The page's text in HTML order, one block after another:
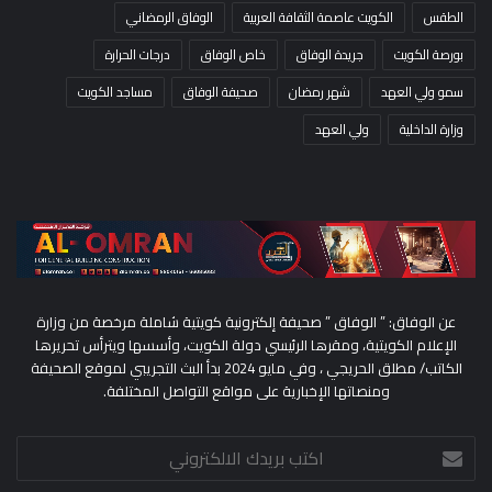
الطقس الكويت عاصمة الثقافة العربية
الوفاق الرمضاني
بورصة الكويت
جريدة الوفاق خاص الوفاق
درجات الحرارة
سمو ولي العهد
شهر رمضان صحيفة الوفاق
مساجد الكويت
وزارة الداخلية
ولي العهد
عن الوفاق: ” الوفاق ” صحيفة إلكترونية كويتية شاملة مرخصة من وزارة
الإعلام الكويتية، ومقرها الرئيسي دولة الكويت، وأسسها ويترأس تحريرها
الكاتب/ مطلق الحريجي ، وفي مايو 2024 بدأ البث التجريبي لموقع الصحيفة
ومنصاتها الإخبارية على مواقع التواصل المختلفة.
اكتب
بريدك